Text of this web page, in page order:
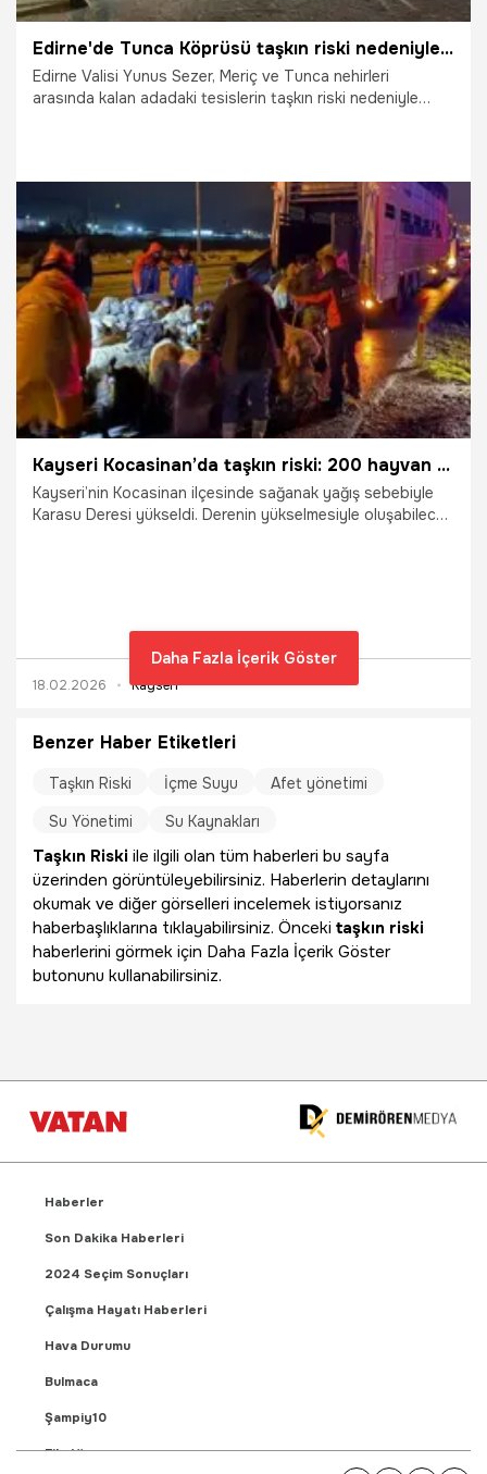
Edirne'de Tunca Köprüsü taşkın riski nedeniyle trafiğe kapatıldı
Edirne Valisi Yunus Sezer, Meriç ve Tunca nehirleri
arasında kalan adadaki tesislerin taşkın riski nedeniyle
22.02.2026 Gündem
Kayseri Kocasinan’da taşkın riski: 200 hayvan tahliye edildi
Kayseri’nin Kocasinan ilçesinde sağanak yağış sebebiyle
Karasu Deresi yükseldi. Derenin yükselmesiyle oluşabilecek
18.02.2026 Kayseri
Daha Fazla İçerik Göster
Benzer Haber Etiketleri
Taşkın Riski İçme Suyu
Afet yönetimi
Su Yönetimi
Su Kaynakları
Taşkın Riski ile ilgili olan tüm haberleri bu sayfa
üzerinden görüntüleyebilirsiniz. Haberlerin detaylarını
okumak ve diğer görselleri incelemek istiyorsanız
haberbaşlıklarına tıklayabilirsiniz. Önceki taşkın riski
haberlerini görmek için Daha Fazla İçerik Göster
butonunu kullanabilirsiniz.
Haberler
Son Dakika Haberleri
2024 Seçim Sonuçları
Çalışma Hayatı Haberleri
Hava Durumu
Bulmaca
Şampiy10
Fikstür